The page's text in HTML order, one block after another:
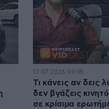
17·07·2026 09:38
Τι κάνεις αν δεις
δεν βγάζεις
σε κρίσιμα